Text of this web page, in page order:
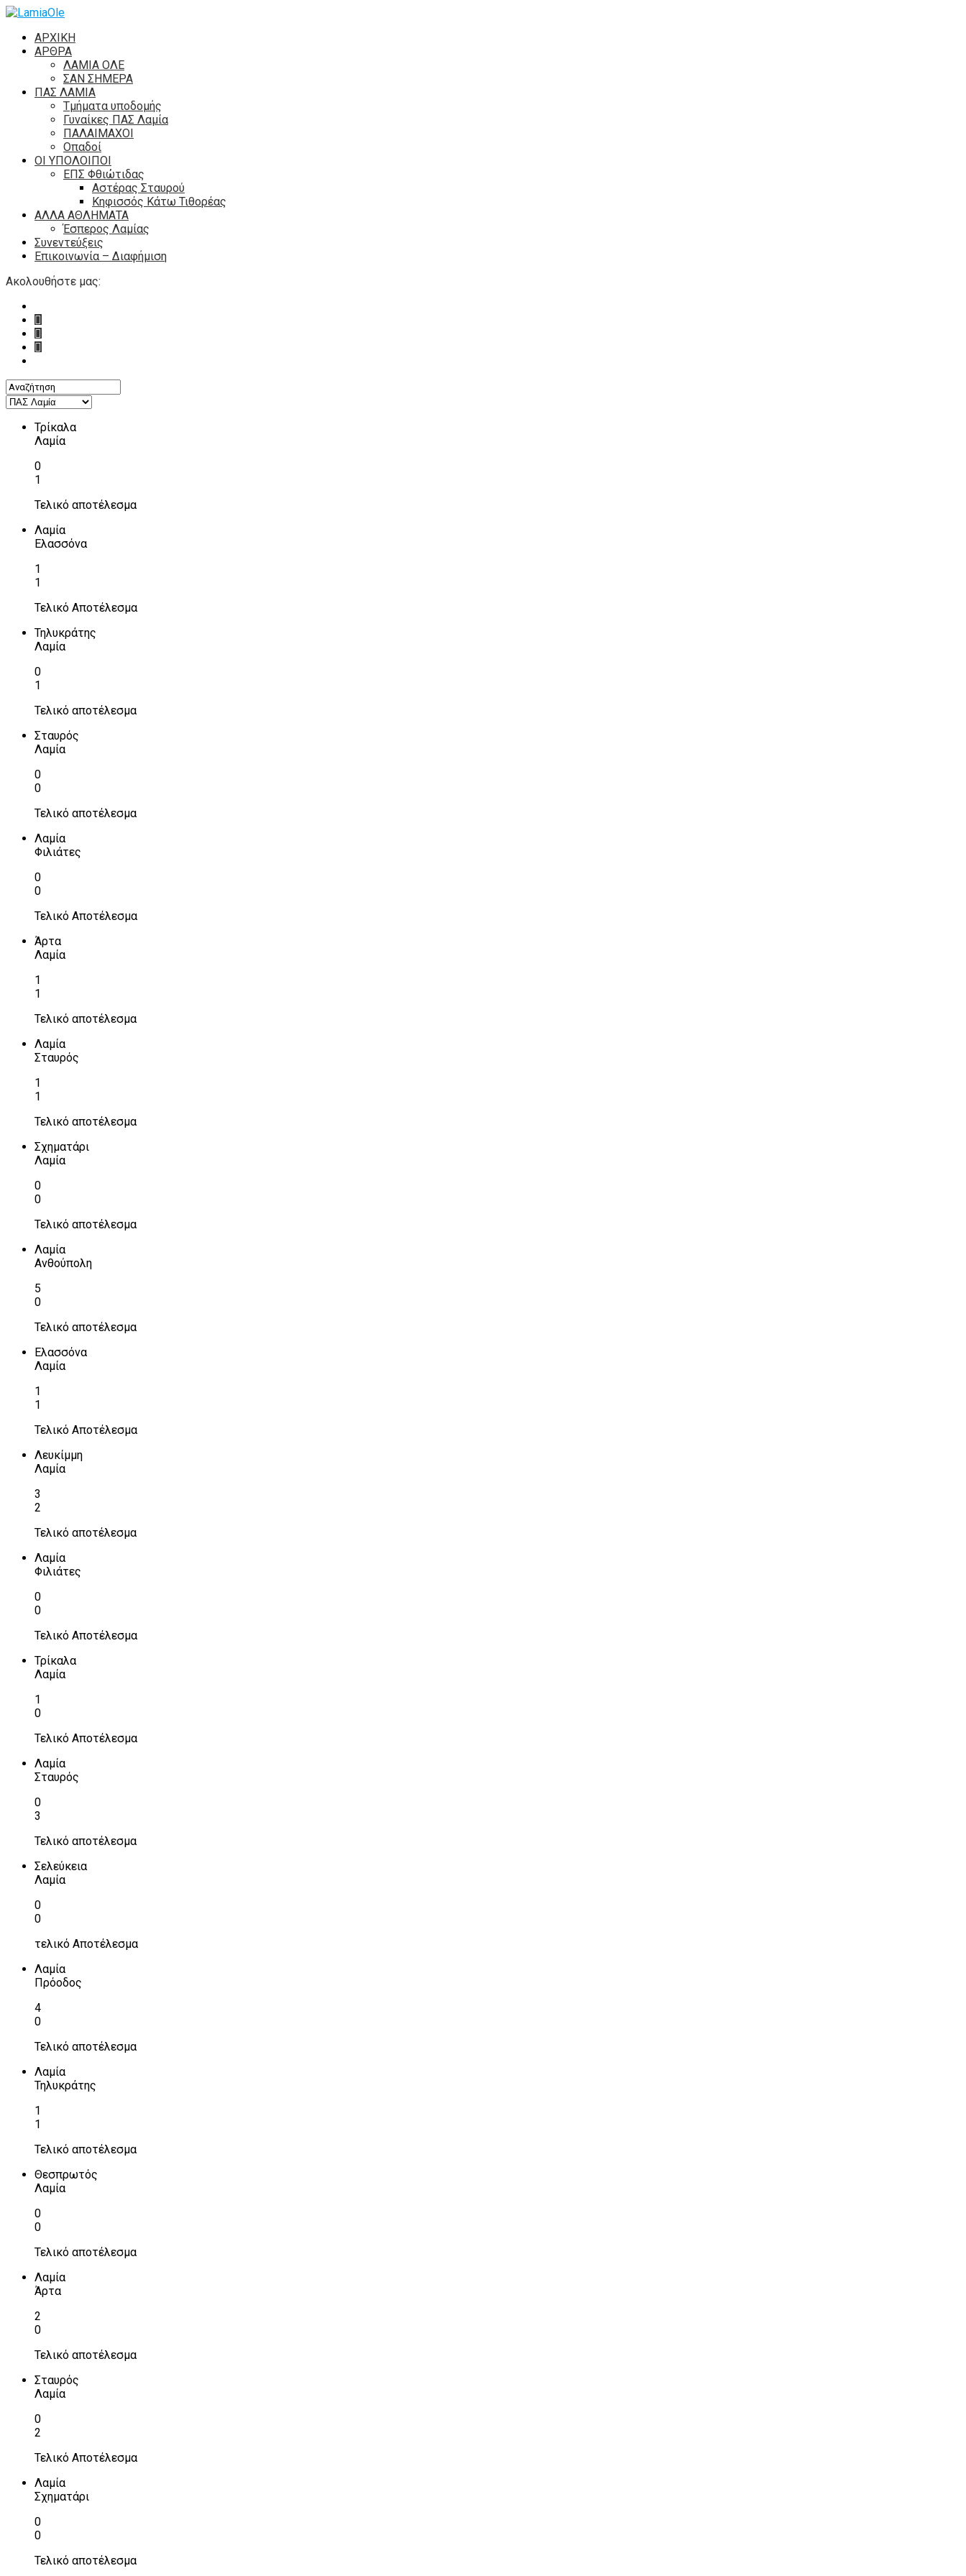
ΑΡΧΙΚΗ
ΑΡΘΡΑ
ΛΑΜΙΑ ΟΛΕ
ΣΑΝ ΣΗΜΕΡΑ
ΠΑΣ ΛΑΜΙΑ
Τμήματα υποδομής
Γυναίκες ΠΑΣ Λαμία
ΠΑΛΑΙΜΑΧΟΙ
Οπαδοί
ΟΙ ΥΠΟΛΟΙΠΟΙ
ΕΠΣ Φθιώτιδας
Αστέρας Σταυρού
Κηφισσός Κάτω Τιθορέας
ΑΛΛΑ ΑΘΛΗΜΑΤΑ
Έσπερος Λαμίας
Συνεντεύξεις
Επικοινωνία – Διαφήμιση
Ακολουθήστε μας:
Τρίκαλα
Λαμία
0
1
Τελικό αποτέλεσμα
Λαμία
Ελασσόνα
1
1
Τελικό Αποτέλεσμα
Τηλυκράτης
Λαμία
0
1
Τελικό αποτέλεσμα
Σταυρός
Λαμία
0
0
Τελικό αποτέλεσμα
Λαμία
Φιλιάτες
0
0
Τελικό Αποτέλεσμα
Άρτα
Λαμία
1
1
Τελικό αποτέλεσμα
Λαμία
Σταυρός
1
1
Τελικό αποτέλεσμα
Σχηματάρι
Λαμία
0
0
Τελικό αποτέλεσμα
Λαμία
Ανθούπολη
5
0
Τελικό αποτέλεσμα
Ελασσόνα
Λαμία
1
1
Τελικό Αποτέλεσμα
Λευκίμμη
Λαμία
3
2
Τελικό αποτέλεσμα
Λαμία
Φιλιάτες
0
0
Τελικό Αποτέλεσμα
Τρίκαλα
Λαμία
1
0
Τελικό Αποτέλεσμα
Λαμία
Σταυρός
0
3
Τελικό αποτέλεσμα
Σελεύκεια
Λαμία
0
0
τελικό Αποτέλεσμα
Λαμία
Πρόοδος
4
0
Τελικό αποτέλεσμα
Λαμία
Τηλυκράτης
1
1
Τελικό αποτέλεσμα
Θεσπρωτός
Λαμία
0
0
Τελικό αποτέλεσμα
Λαμία
Άρτα
2
0
Τελικό αποτέλεσμα
Σταυρός
Λαμία
0
2
Τελικό Αποτέλεσμα
Λαμία
Σχηματάρι
0
0
Τελικό αποτέλεσμα